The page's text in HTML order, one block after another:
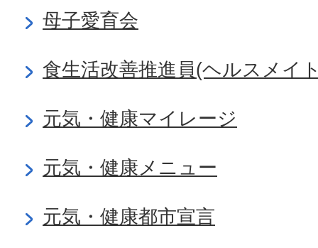
母子愛育会
食生活改善推進員(ヘルスメイ
元気・健康マイレージ
元気・健康メニュー
元気・健康都市宣言